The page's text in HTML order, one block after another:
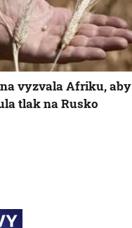
vyzvala Afriku, aby
tlak na Rusko